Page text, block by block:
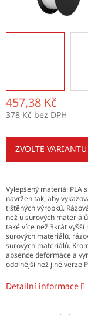
457,38 Kč
378 Kč bez DPH
ZVOLTE VARIANTU
Vylepšený materiál PLA
navržen tak, aby
tištěných výrobků.
než u surových
také více než 3krát vyšší
surových materiálů,
surových materiálů.
absence deformace a
odolnější než jiné verze
Detailní informace